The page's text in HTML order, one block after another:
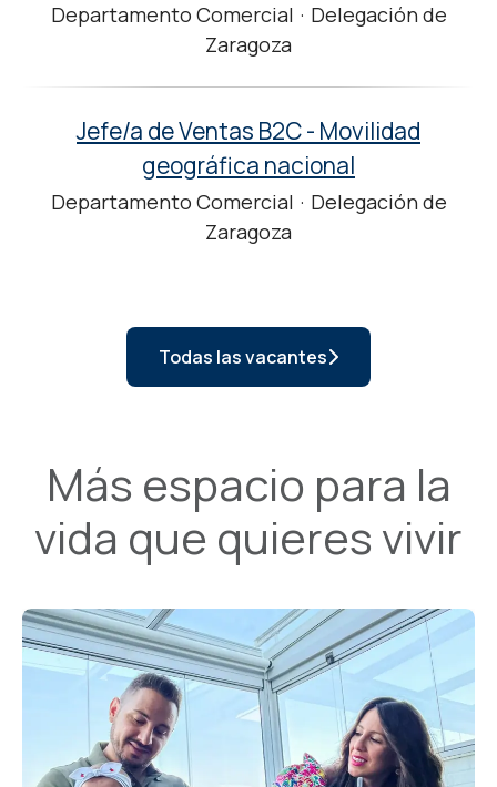
Departamento Comercial · Delegación de
Zaragoza
Jefe/a de Ventas B2C - Movilidad
geográfica nacional
Departamento Comercial · Delegación de
Zaragoza
Todas las vacantes
Más espacio para la
vida que quieres vivir